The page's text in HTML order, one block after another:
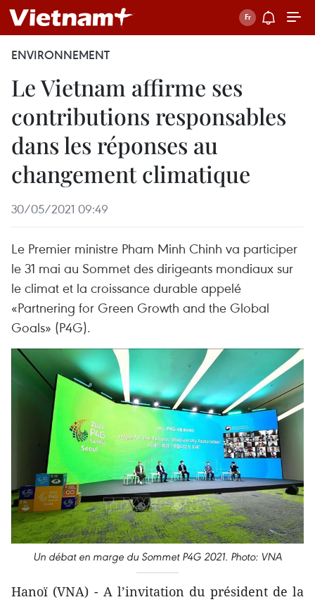
ENVIRONNEMENT
Le Vietnam affirme ses
contributions responsables
dans les réponses au
changement climatique
30/05/2021 09:49
Le Premier ministre Pham Minh Chinh va participer
le 31 mai au Sommet des dirigeants mondiaux sur
le climat et la croissance durable appelé
«Partnering for Green Growth and the Global
Goals» (P4G).
Un débat en marge du Sommet P4G 2021. Photo: VNA
Hanoï (VNA) - A l’invitation du président de la